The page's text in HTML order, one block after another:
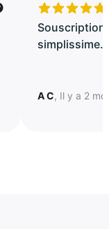
Souscription
A C, Il y a 2